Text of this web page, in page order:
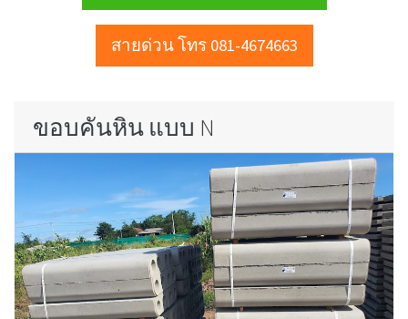
สายด่วน โทร 081-4674663
ขอบคันหิน แบบ N